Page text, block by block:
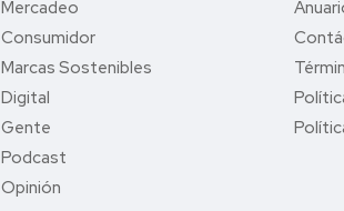
Mercadeo
Consumidor
Marcas Sostenibles
Digital
Gente
Podcast
Opinión